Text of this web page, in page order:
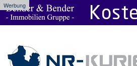
Werbung